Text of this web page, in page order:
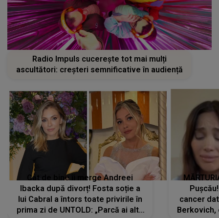
Radio Impuls cucerește tot mai mulți
ascultători: creșteri semnificative în audiență
Cât de bine îi merge Andreei
Ibacka după divorț! Fosta soție a
lui Cabral a întors toate privirile în
prima zi de UNTOLD: „Parcă ai altă
cancer
Berkovich,